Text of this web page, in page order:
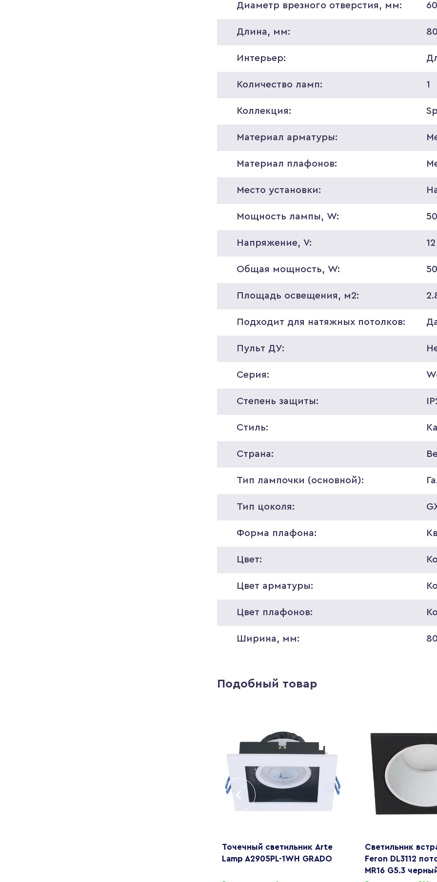
Диаметр врезного отверстия, мм: 60
Длина, мм: 80
Интерьер:
Количество ламп: 1
Коллекция:
Материал арматуры:
Материал плафонов:
Место установки:
Мощность лампы, W: 50
Напряжение, V: 12
Общая мощность, W: 50
Площадь освещения, м2:
Подходит для натяжных потолков:
Пульт ДУ:
Серия:
Степень защиты:
Стиль:
Страна:
Тип лампочки (основной):
Тип цоколя:
Форма плафона:
Цвет:
Цвет арматуры:
Цвет плафонов:
Ширина, мм: 80
Подобный товар
Точечный светильник Arte
Lamp A2905PL-1WH GRADO
Светильник
Feron DL3112
MR16 G5.3